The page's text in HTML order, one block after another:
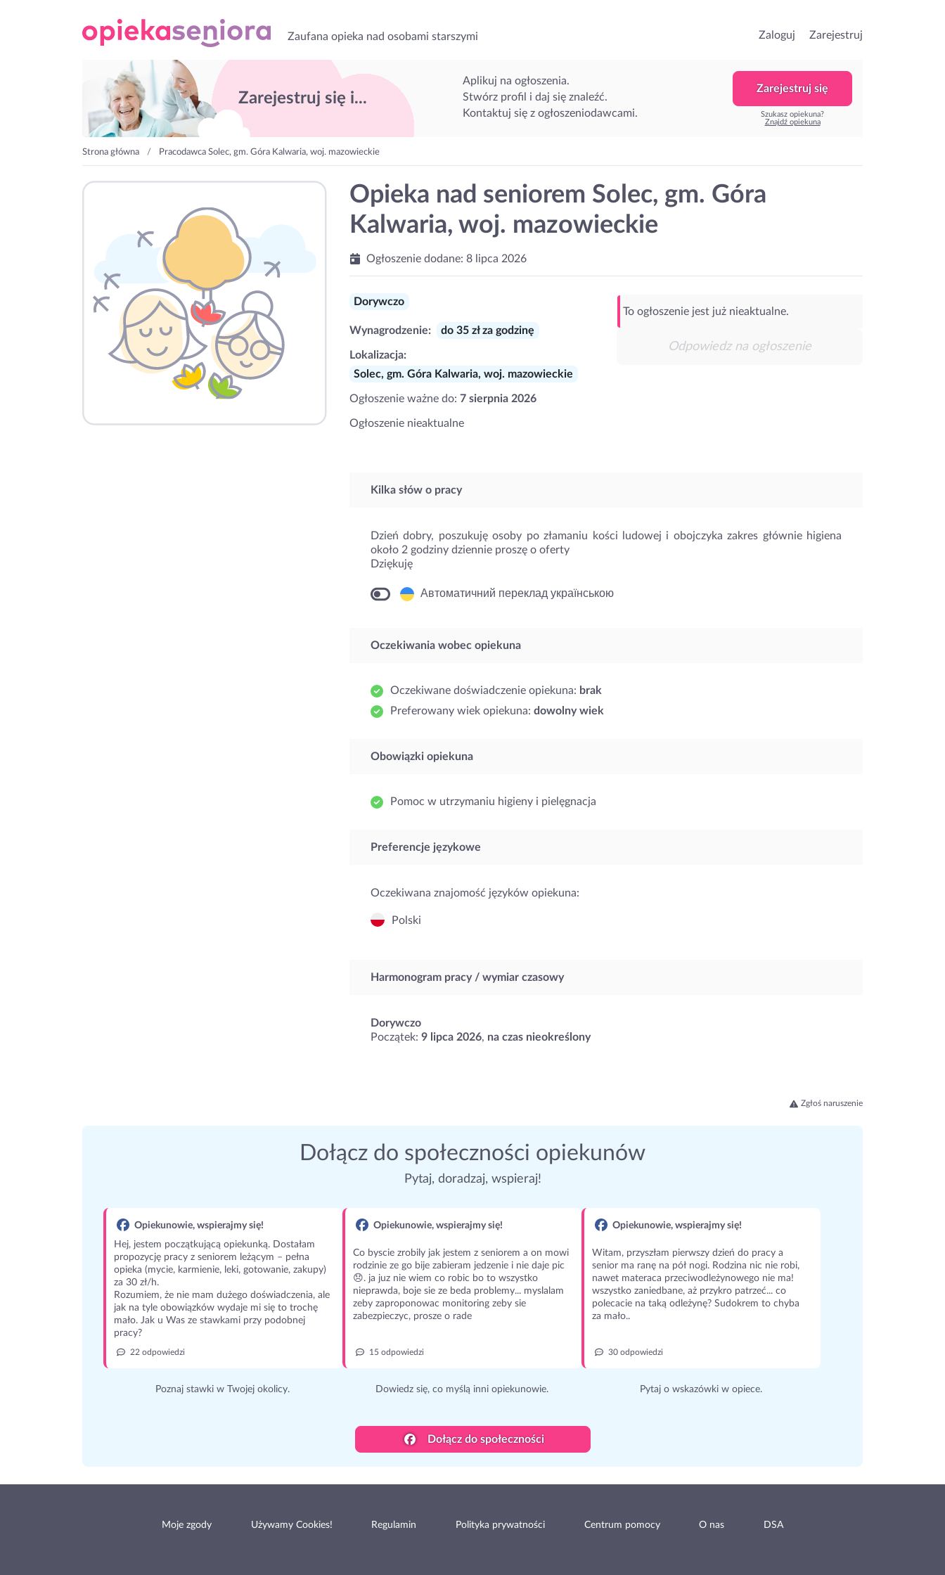
Zaufana opieka nad osobami starszymi Zaloguj Zarejestruj
Zarejestruj się i...
Aplikuj na ogłoszenia.
Stwórz profil i daj się znaleźć.
Kontaktuj się z ogłoszeniodawcami.
Zarejestruj się
Szukasz opiekuna?
Znajdź opiekuna
Strona główna Pracodawca Solec, gm. Góra Kalwaria, woj. mazowieckie
Opieka nad seniorem Solec, gm. Góra
Kalwaria, woj. mazowieckie
Ogłoszenie dodane: 8 lipca 2026
Dorywczo
Wynagrodzenie: do 35 zł za godzinę
Lokalizacja:
Solec, gm. Góra Kalwaria, woj. mazowieckie
Ogłoszenie ważne do: 7 sierpnia 2026
Ogłoszenie nieaktualne
To ogłoszenie jest już nieaktualne.
Odpowiedz na ogłoszenie
Kilka słów o pracy
Dzień dobry, poszukuję osoby po złamaniu kości ludowej i obojczyka zakres głównie higiena
około 2 godziny dziennie proszę o oferty
Dziękuję
Автоматичний переклад українською
Oczekiwania wobec opiekuna
Oczekiwane doświadczenie opiekuna: brak
Preferowany wiek opiekuna: dowolny wiek
Obowiązki opiekuna
Pomoc w utrzymaniu higieny i pielęgnacja
Preferencje językowe
Oczekiwana znajomość języków opiekuna:
Polski
Harmonogram pracy / wymiar czasowy
Dorywczo
Początek: 9 lipca 2026, na czas nieokreślony
Zgłoś naruszenie
Dołącz do społeczności opiekunów
Pytaj, doradzaj, wspieraj!
Opiekunowie, wspierajmy się!
Hej, jestem początkującą opiekunką. Dostałam
propozycję pracy z seniorem leżącym – pełna
opieka (mycie, karmienie, leki, gotowanie, zakupy)
za 30 zł/h.
Rozumiem, że nie mam dużego doświadczenia, ale
jak na tyle obowiązków wydaje mi się to trochę
mało. Jak u Was ze stawkami przy podobnej
pracy?
22 odpowiedzi
Poznaj stawki w Twojej okolicy.
Opiekunowie, wspierajmy się!
Co byscie zrobily jak jestem z seniorem a on mowi
rodzinie ze go bije zabieram jedzenie i nie daje pic
😞. ja juz nie wiem co robic bo to wszystko
nieprawda, boje sie ze beda problemy... myslalam
zeby zaproponowac monitoring zeby sie
zabezpieczyc, prosze o rade
15 odpowiedzi
Dowiedz się, co myślą inni opiekunowie.
Opiekunowie, wspierajmy się!
Witam, przyszłam pierwszy dzień do pracy a
senior ma ranę na pół nogi. Rodzina nic nie robi,
nawet materaca przeciwodleżynowego nie ma!
wszystko zaniedbane, aż przykro patrzeć... co
polecacie na taką odleżynę? Sudokrem to chyba
za mało..
30 odpowiedzi
Pytaj o wskazówki w opiece.
Dołącz do społeczności
Moje zgody Używamy Cookies! Regulamin Polityka prywatności Centrum pomocy O nas DSA